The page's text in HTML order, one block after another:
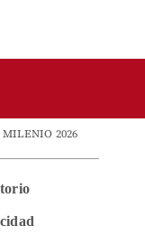
MILENIO 2026